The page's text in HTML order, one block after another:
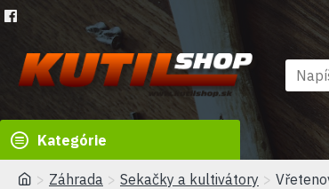
Kategórie
Záhrada Sekačky a kultivátory